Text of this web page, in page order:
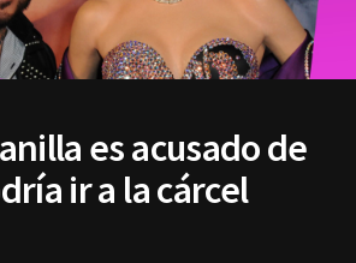
es acusado de
ir a la cárcel